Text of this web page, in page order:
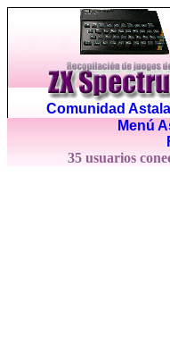
Comunidad
Menú
35 usuarios